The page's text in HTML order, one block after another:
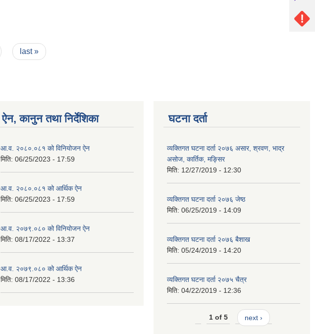
last »
ऐन, कानुन तथा निर्देशिका
आ.व. २०८०.०८१ को विनियोजन ऐन
मिति: 06/25/2023 - 17:59
आ.व. २०८०.०८१ को आर्थिक ऐन
मिति: 06/25/2023 - 17:59
आ.व. २०७९.०८० को विनियोजन ऐन
मिति: 08/17/2022 - 13:37
आ.व. २०७९.०८० को आर्थिक ऐन
मिति: 08/17/2022 - 13:36
घटना दर्ता
व्यक्तिगत घटना दर्ता २०७६ असार, श्रवण, भाद्र
असोज, कार्तिक, मङ्सिर
मिति: 12/27/2019 - 12:30
व्यक्तिगत घटना दर्ता २०७६ जेष्ठ
मिति: 06/25/2019 - 14:09
व्यक्तिगत घटना दर्ता २०७६ बैशाख
मिति: 05/24/2019 - 14:20
व्यक्तिगत घटना दर्ता २०७५ चैत्र
मिति: 04/22/2019 - 12:36
1 of 5 next ›